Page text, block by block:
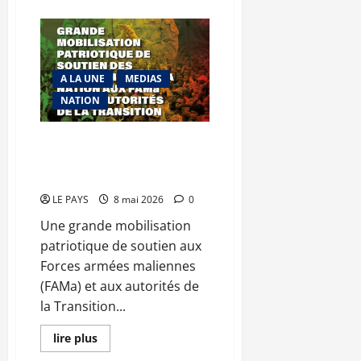
Le
ministre
Kassogué,
lors
de
la
1ère
audience
de
la
la
Commune
V
:
C’est
vraiment
une
avancée
historique qui
permet
marquer
une
nette
A LA UNE
MEDIAS
NATION
LE PAYS 8 mai 2026 0
Une grande mobilisation
patriotique de soutien aux
Forces armées maliennes
(FAMa) et aux autorités de
la Transition...
lire plusEn
savoir